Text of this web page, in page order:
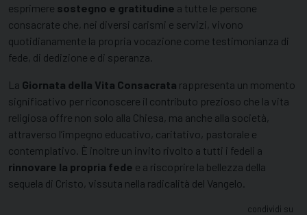
esprimere sostegno e gratitudine a tutte le persone
consacrate che, nei diversi carismi e servizi, vivono
quotidianamente la propria vocazione come testimonianza di
fede, di dedizione e di speranza.
La Giornata della Vita Consacrata rappresenta un momento
significativo per riconoscere il contributo prezioso che la vita
religiosa offre non solo alla Chiesa, ma anche alla società,
attraverso l’impegno educativo, caritativo, pastorale e
contemplativo. È inoltre un invito rivolto a tutti i fedeli a
rinnovare la propria fede e a riscoprire la bellezza della
sequela di Cristo, vissuta nella radicalità del Vangelo.
condividi su